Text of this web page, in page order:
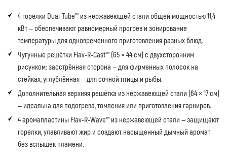
4 горелки Dual-Tube™ из нержавеющей стали общей мощностью 11,4
кВт — обеспечивают равномерный прогрев и зонирование
температуры для одновременного приготовления разных блюд.
Чугунные решётки Flav-R-Cast™ (65 × 44 см) с двухсторонним
рисунком: заострённая сторона — для фирменных полосок на
стейках, углублённая — для сочной птицы и рыбы.
Дополнительная верхняя решётка из нержавеющей стали (64 × 17 см)
— идеальна для подогрева, томления или приготовления гарниров.
4 аромапластины Flav-R-Wave™ из нержавеющей стали — защищают
горелки, улавливают жир и создают насыщенный дымный аромат
без вспышек пламени.